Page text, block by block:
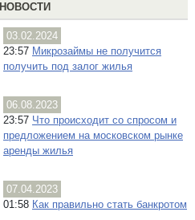
НОВОСТИ
03.02.2024
23:57 Микрозаймы не получится
получить под залог жилья
06.08.2023
23:57 Что происходит со спросом и
предложением на московском рынке
аренды жилья
07.04.2023
01:58 Как правильно стать банкротом